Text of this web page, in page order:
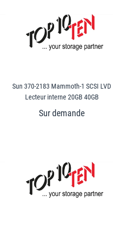
Sun 370-2183 Mammoth-1 SCSI LVD
Lecteur interne 20GB 40GB